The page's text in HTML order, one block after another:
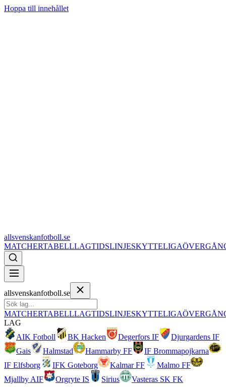
Hoppa till innehållet
allsvenskanfotboll.se
MATCHERTABELLLAGTIDSLINJESKYTTELIGA
allsvenskanfotboll.se
MATCHERTABELLLAGTIDSLINJESKYTTELIGA
LAG
AIK Fotboll
BK Hacken Degerfors IF
Djurgardens IF
Gais
Halmstad Hammarby FF
IF Brommapojkarna
IF Elfsborg
IFK Goteborg Kalmar FF
Malmo FF
Mjallby AIF
Orgryte IS Sirius
Vasteras SK FK